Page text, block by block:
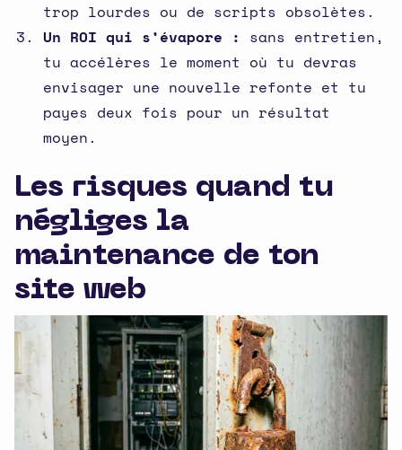
trop lourdes ou de scripts obsolètes.
Un ROI qui s’évapore : sans entretien,
tu accélères le moment où tu devras
envisager une nouvelle refonte et tu
payes deux fois pour un résultat
moyen.
Les risques quand tu
négliges la
maintenance de ton
site web